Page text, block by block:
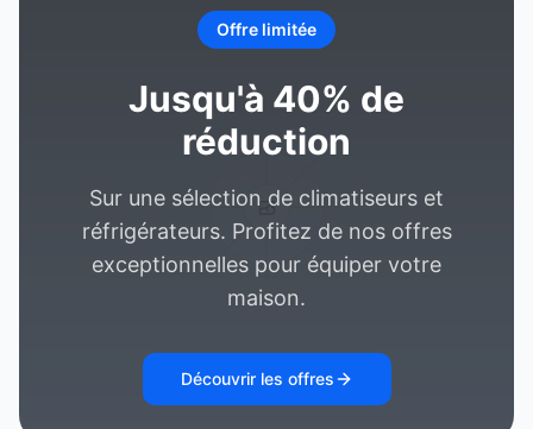
Offre limitée
Jusqu'à 40% de
réduction
Sur une sélection de climatiseurs et
réfrigérateurs. Profitez de nos offres
exceptionnelles pour équiper votre
maison.
Découvrir les offres